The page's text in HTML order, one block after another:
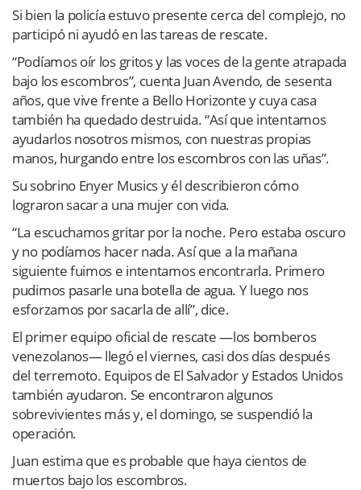
Si bien la policía estuvo presente cerca del complejo, no
participó ni ayudó en las tareas de rescate.
“Podíamos oír los gritos y las voces de la gente atrapada
bajo los escombros”, cuenta Juan Avendo, de sesenta
años, que vive frente a Bello Horizonte y cuya casa
también ha quedado destruida. “Así que intentamos
ayudarlos nosotros mismos, con nuestras propias
manos, hurgando entre los escombros con las uñas”.
Su sobrino Enyer Musics y él describieron cómo
lograron sacar a una mujer con vida.
“La escuchamos gritar por la noche. Pero estaba oscuro
y no podíamos hacer nada. Así que a la mañana
siguiente fuimos e intentamos encontrarla. Primero
pudimos pasarle una botella de agua. Y luego nos
esforzamos por sacarla de allí”, dice.
El primer equipo oficial de rescate —los bomberos
venezolanos— llegó el viernes, casi dos días después
del terremoto. Equipos de El Salvador y Estados Unidos
también ayudaron. Se encontraron algunos
sobrevivientes más y, el domingo, se suspendió la
operación.
Juan estima que es probable que haya cientos de
muertos bajo los escombros.